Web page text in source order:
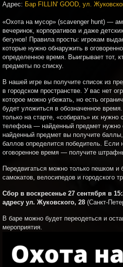
Адрес: Бар FILLIN' GOOD, ул.
«Охота на мусор» (scavenger hunt) —
вечеринок, корпоративов и даже
бегунов! Правила просты: игрокам
которые нужно обнаружить в
определенное время. Выигрывает тот,
предметы по списку.
В нашей игре вы получите список из
в городском пространстве. У вас нет
которое можно убежать, но есть
будет уложиться в обозначенное
только на старте, «собирать» их
телефона — найденный предмет нужно
найденный предмет вы получите
баллов определится победитель. Если
оговоренное время — получите
Передвигаться можно только пешком и
самокатов, велосипедов и городского
Сбор в воскресенье 27 сентября в
адресу ул. Жуковского, 28 (Санкт-
В баре можно будет переодеться и
мероприятия.